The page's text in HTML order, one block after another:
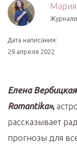
Дата написания:
29 апреля 2022
Елена Вербицкая
Romantika»,
рассказывает
прогнозы для